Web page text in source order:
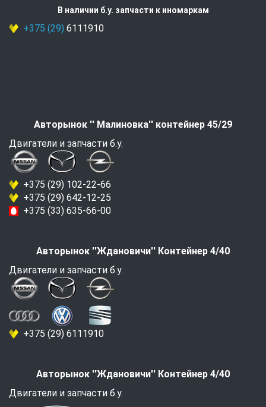
В наличии б.у. запчасти к иномаркам
+375 (29) 6111910
Авторынок '' Малиновка'' контейнер 45/29
Двигатели и запчасти б.у.
+375 (29) 102-22-66
+375 (29) 642-12-25
+375 (33) 635-66-00
Авторынок ''Ждановичи'' Контейнер 4/40
Двигатели и запчасти б.у.
+375 (29) 6111910
Авторынок ''Ждановичи'' Контейнер 4/40
Двигатели и запчасти б.у.